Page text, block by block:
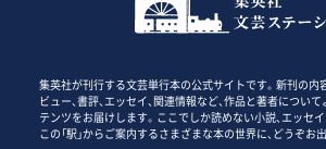
集英社が刊行する文芸単行本の公式サイトです。新刊の内
ビュー、書評、エッセイ、関連情報など、作品と著者につい
テンツをお届けします。ここでしか読めない小説、エッセ
この「駅」からご案内するさまざまな本の世界に、どうぞお